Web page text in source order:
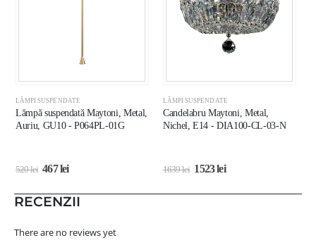
LĂMPI SUSPENDATE
Lămpă suspendată Maytoni, Metal,
Auriu, GU10 - P064PL-01G
520lei 467lei
LĂMPI SUSPENDATE
Candelabru Maytoni, Metal,
Nichel, E14 - DIA100-CL-03-N
1639lei 1523lei
RECENZII
There are no reviews yet